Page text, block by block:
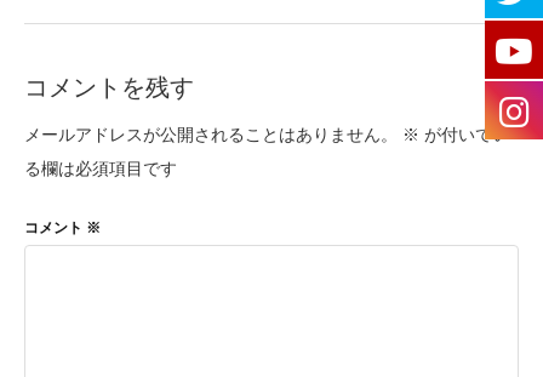
コメントを残す
メールアドレスが公開されることはありません。 ※ が付いてい
る欄は必須項目です
コメント ※